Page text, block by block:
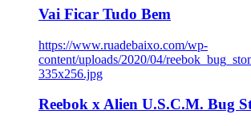
Vai Ficar Tudo Bem
https://www.ruadebaixo.com/wp-
content/uploads/2020/04/
335x256.jpg
Reebok x Alien U.S.C.M. Bug